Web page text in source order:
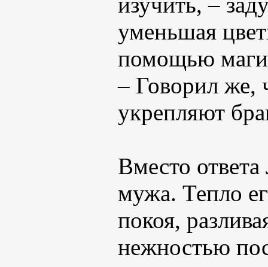
уменьшая
помощью
– Говорил же,
укрепляют
Вместо
мужа. Тепло
покоя,
нежностью